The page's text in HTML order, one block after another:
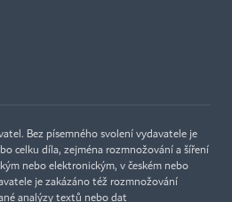
Bez písemného svolení vydavatele je
celku díla, zejména rozmnožování a šíření
nebo elektronickým, v českém nebo
je zakázáno též rozmnožování
analýzy textů nebo dat